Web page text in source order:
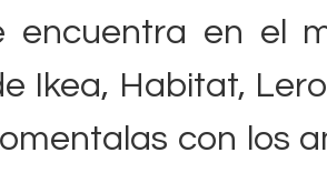
encuentra en el
Ikea, Habitat,
con los